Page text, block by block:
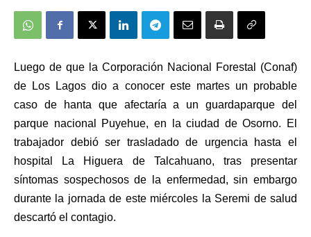
Luego de que la Corporación Nacional Forestal (Conaf)
de Los Lagos dio a conocer este martes un probable
caso de hanta que afectaría a un guardaparque del
parque nacional Puyehue, en la ciudad de Osorno.
El
trabajador debió ser trasladado de urgencia hasta el
hospital La Higuera de Talcahuano, tras presentar
síntomas sospechosos de la enfermedad, sin embargo
durante la jornada de este miércoles la Seremi de salud
descartó el contagio.